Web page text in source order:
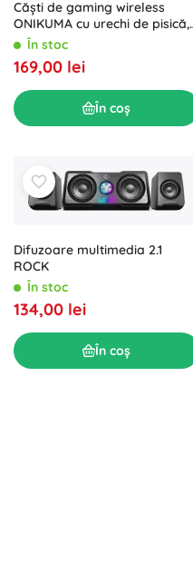
Căști de gaming wireless
ONIKUMA cu urechi de pisică,
albastre
În stoc
169,00 lei
În coș
Difuzoare multimedia 2.1
ROCK
În stoc
134,00 lei
În coș